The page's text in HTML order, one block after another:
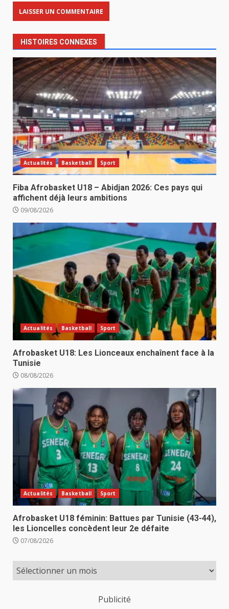
HISTOIRES CONNEXES
Actualités Basketball Sport
Fiba Afrobasket U18 – Abidjan 2026: Ces pays qui
affichent déjà leurs ambitions
09/08/2026
Actualités Basketball Sport
Afrobasket U18: Les Lionceaux enchaînent face à la
Tunisie
08/08/2026
Actualités Basketball Sport
Afrobasket U18 féminin: Battues par Tunisie (43-44),
les Lioncelles concèdent leur 2e défaite
07/08/2026
Publicité